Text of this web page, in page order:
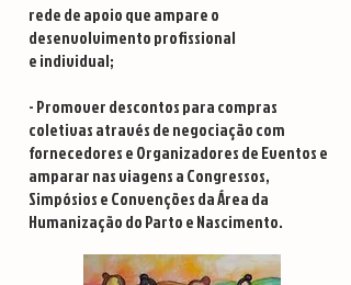
rede de apoio que ampare o
desenvolvimento profissional
e individual;
- Promover descontos para compras
coletivas através de negociação com
fornecedores e Organizadores de Eventos e
amparar nas viagens a Congressos,
Simpósios e Convenções da Área da
Humanização do Parto e Nascimento.